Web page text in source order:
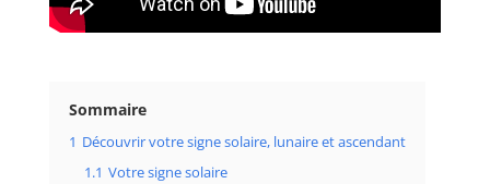
Sommaire
1 Découvrir votre signe solaire, lunaire et ascendant
1.1 Votre signe solaire